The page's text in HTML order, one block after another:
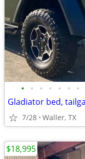
• • • • • • •
7/28 Waller, TX
$18,995